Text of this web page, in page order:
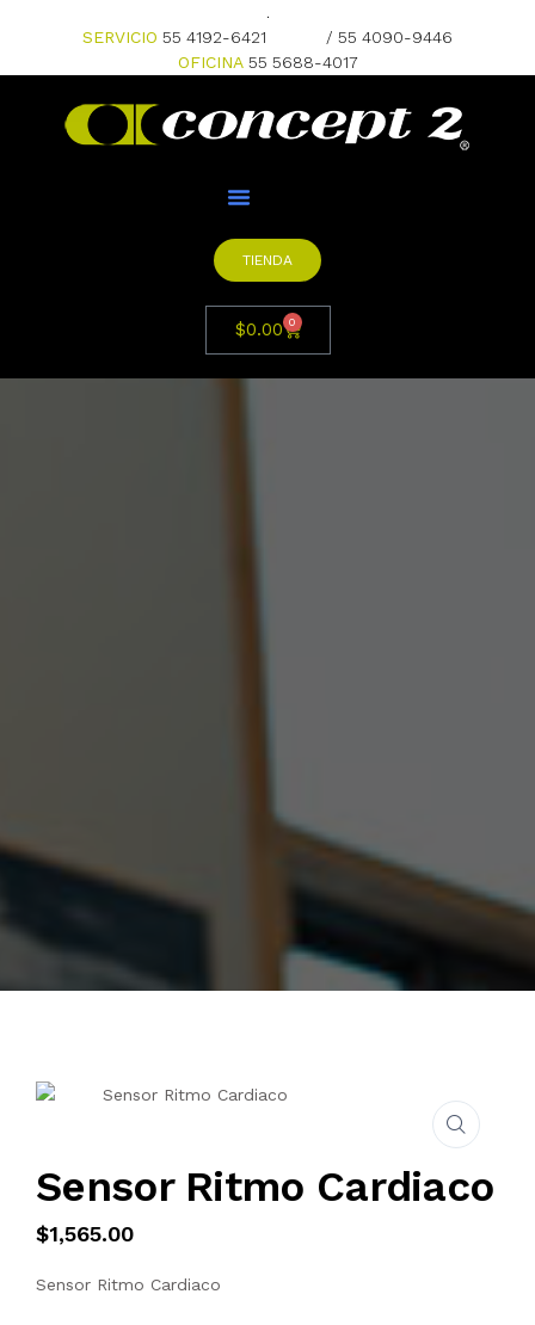
.
SERVICIO 55 4192-6421
/ 55 4090-9446
OFICINA 55 5688-4017
TIENDA
$0.00 0
Sensor Ritmo Cardiaco
$1,565.00
Sensor Ritmo Cardiaco